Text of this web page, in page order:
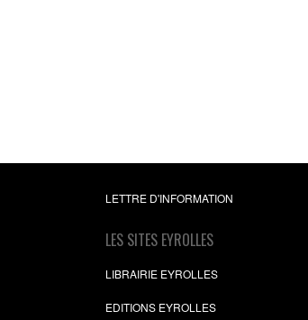
LETTRE D'INFORMATION
LES SITES EYROLLES
LIBRAIRIE EYROLLES
EDITIONS EYROLLES